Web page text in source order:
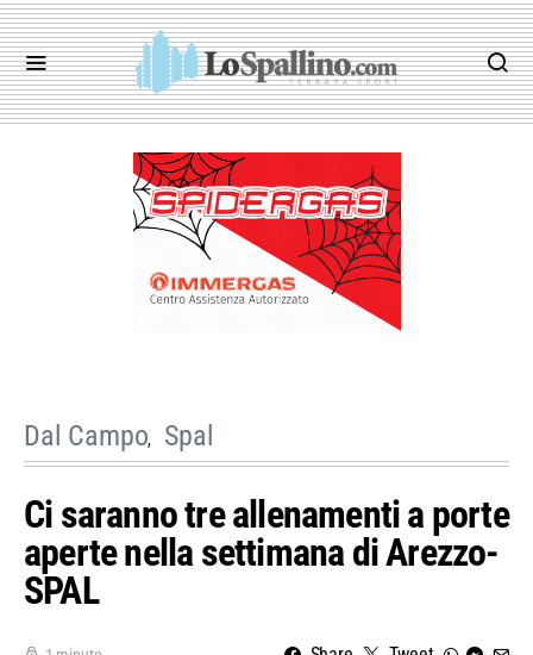
Dal Campo Spal
Ci saranno tre allenamenti a porte
aperte nella settimana di Arezzo-
SPAL